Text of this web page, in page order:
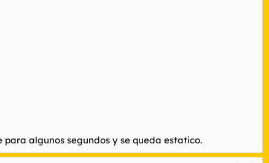
algunos segundos y se queda estatico.